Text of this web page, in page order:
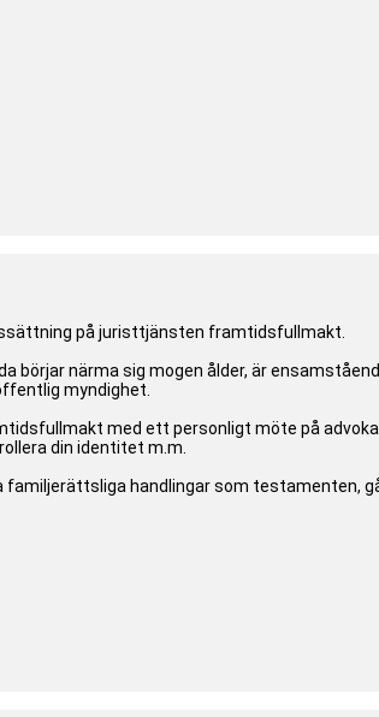
på juristtjänsten framtidsfullmakt.
börjar närma sig mogen ålder, är
myndighet.
med ett personligt möte på
din identitet m.m.
familjerättsliga handlingar som testamenten,